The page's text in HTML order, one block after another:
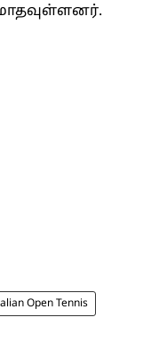
Open Tennis